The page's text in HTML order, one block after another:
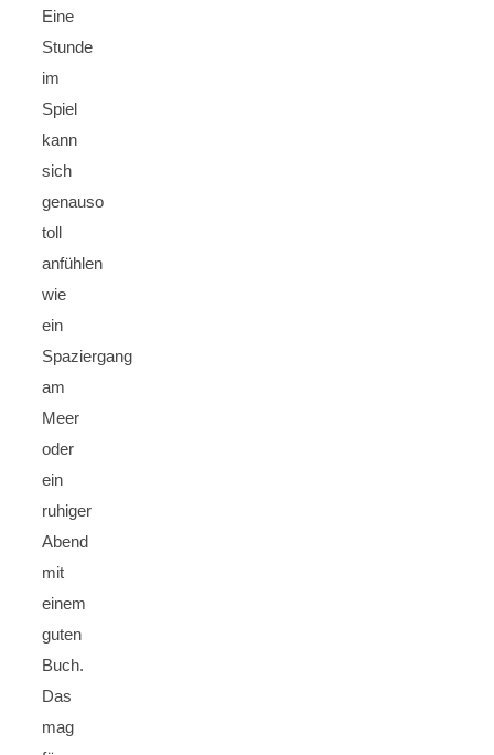
Eine
Stunde
im
Spiel
kann
sich
genauso
toll
anfühlen
wie
ein
Spaziergang
am
Meer
oder
ein
ruhiger
Abend
mit
einem
guten
Buch.
Das
mag